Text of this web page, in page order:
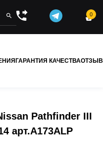
 
0
ГАРАНТИЯ КАЧЕСТВА
Pathfinder III
арт.A173ALP